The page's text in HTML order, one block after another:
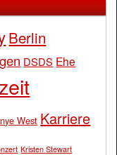
Berlin
DSDS Ehe
West Karriere
Kristen Stewart